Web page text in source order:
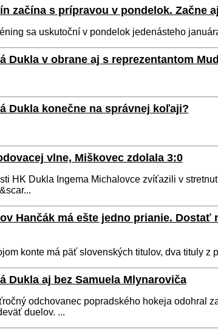
začína s prípravou v pondelok. Začne
sa uskutoční v pondelok jedenásteho
Dukla v obrane aj s reprezentantom
Dukla konečne na správnej koľaji?
vlne, Miškovec zdolala 3:0
HK Dukla Ingema Michalovce zvíťazili v
Hančák má ešte jedno prianie. Dostať
konte má päť slovenských titulov, dva tituly z
Dukla aj bez Samuela Mlynaroviča
odchovanec popradského hokeja odohral
duelov. ...